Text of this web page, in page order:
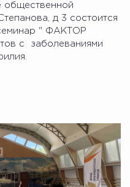
общественной
д 3 состоится
" ФАКТОР
с заболеваниями